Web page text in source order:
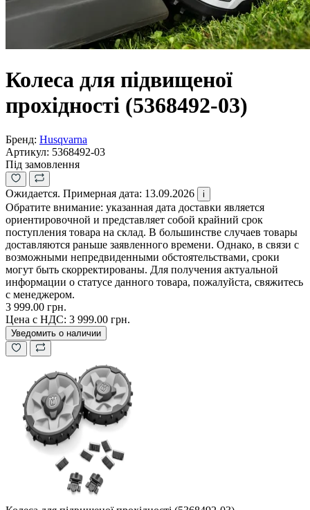
Колеса для підвищеної
прохідності (5368492-03)
Бренд: Husqvarna
Артикул: 5368492-03
Під замовлення
Ожидается. Примерная дата: 13.09.2026 i
Обратите внимание: указанная дата доставки является
ориентировочной и представляет собой крайний срок
поступления товара на склад. В большинстве случаев товары
доставляются раньше заявленного времени. Однако, в связи с
возможными непредвиденными обстоятельствами, сроки
могут быть скорректированы. Для получения актуальной
информации о статусе данного товара, пожалуйста, свяжитесь
с менеджером.
3 999.00 грн.
Цена с НДС: 3 999.00 грн.
Уведомить о наличии